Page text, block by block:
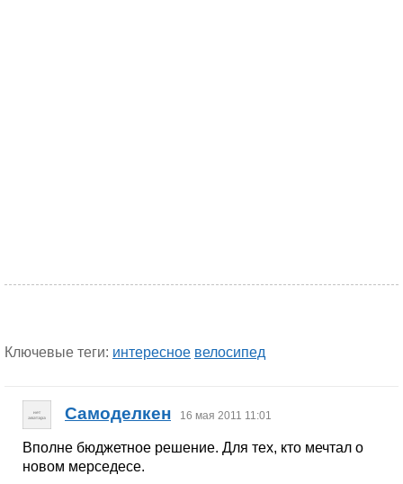
Ключевые теги: интересное велосипед
Самоделкен 16 мая 2011 11:01
Вполне бюджетное решение. Для тех, кто мечтал о
новом мерседесе.